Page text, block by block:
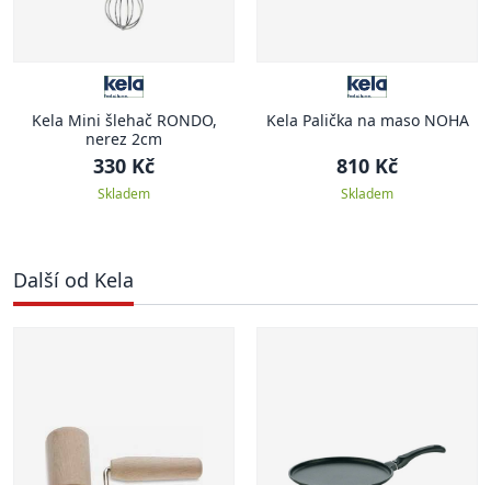
Kela Mini šlehač RONDO,
nerez 2cm
330 Kč
Skladem
Kela Palička na maso NOHA
810 Kč
Skladem
Další od Kela